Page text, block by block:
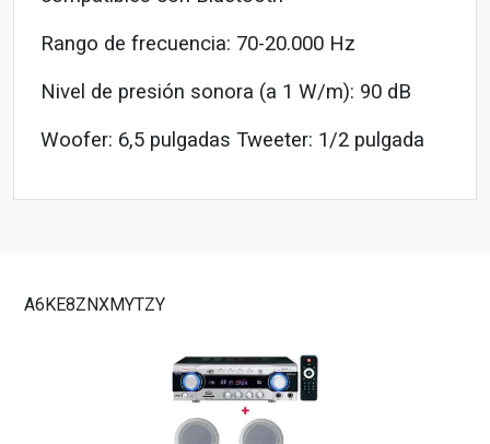
Rango de frecuencia: 70-20.000 Hz
Nivel de presión sonora (a 1 W/m): 90 dB
Woofer: 6,5 pulgadas Tweeter: 1/2 pulgada
A6KE8ZNXMYTZY